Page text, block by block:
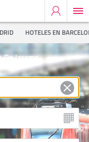
HOTELES EN
Jarama